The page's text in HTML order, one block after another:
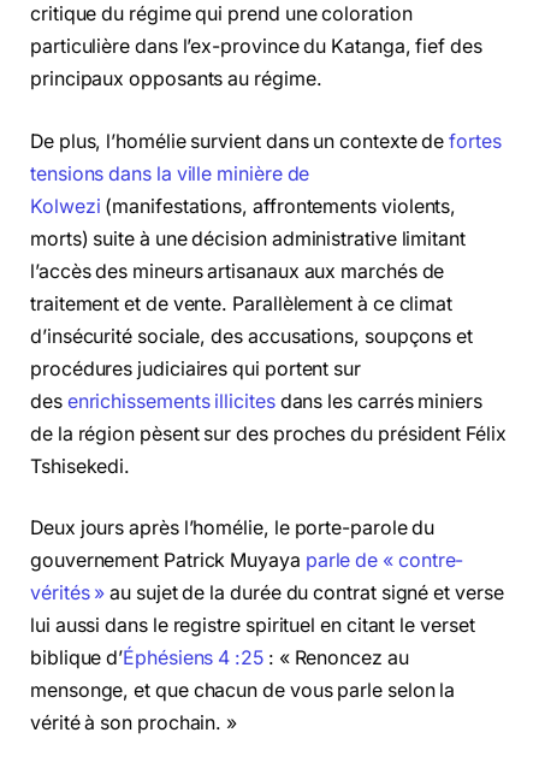
critique du régime qui prend une coloration
particulière dans l’ex-province du Katanga, fief des
principaux opposants au régime.
De plus, l’homélie survient dans un contexte defortes
tensions dans la ville minière de
Kolwezi (manifestations, affrontements violents,
morts) suite à une décision administrative limitant
l’accès des mineurs artisanaux aux marchés de
traitement et de vente. Parallèlement à ce climat
d’insécurité sociale, des accusations, soupçons et
procédures judiciaires qui portent sur
des enrichissements illicitesdans les carrés miniers
de la région pèsent sur des proches du président Félix
Tshisekedi.
Deux jours après l’homélie, le porte-parole du
gouvernement Patrick Muyaya parle de « contre-
vérités » au sujet de la durée du contrat signé et verse
lui aussi dans le registre spirituel en citant le verset
biblique d’Éphésiens 4 :25: « Renoncez au
mensonge, et que chacun de vous parle selon la
vérité à son prochain. »